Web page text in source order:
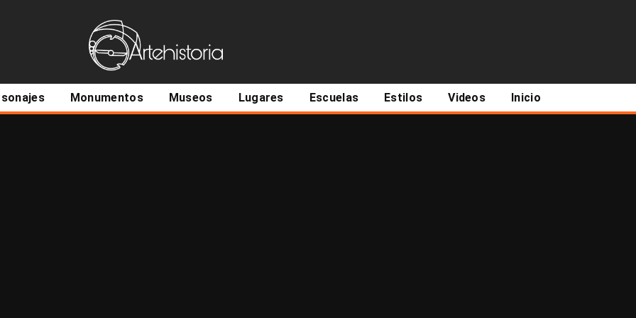
Monumentos Museos Lugares Escuelas Estilos Videos Inicio